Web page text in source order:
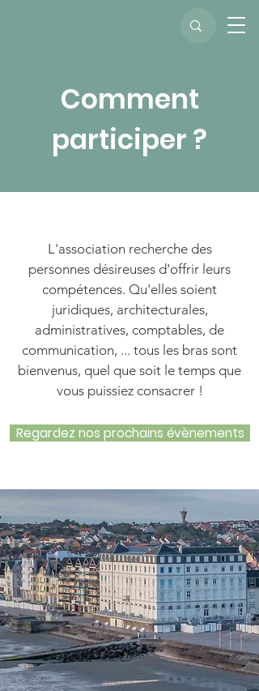
Comment
participer ?
L'association recherche des
personnes désireuses d'offrir leurs
compétences. Qu'elles soient
juridiques, architecturales,
administratives, comptables, de
communication, ... tous les bras sont
bienvenus, quel que soit le temps que
vous puissiez consacrer !
Regardez nos prochains évènements